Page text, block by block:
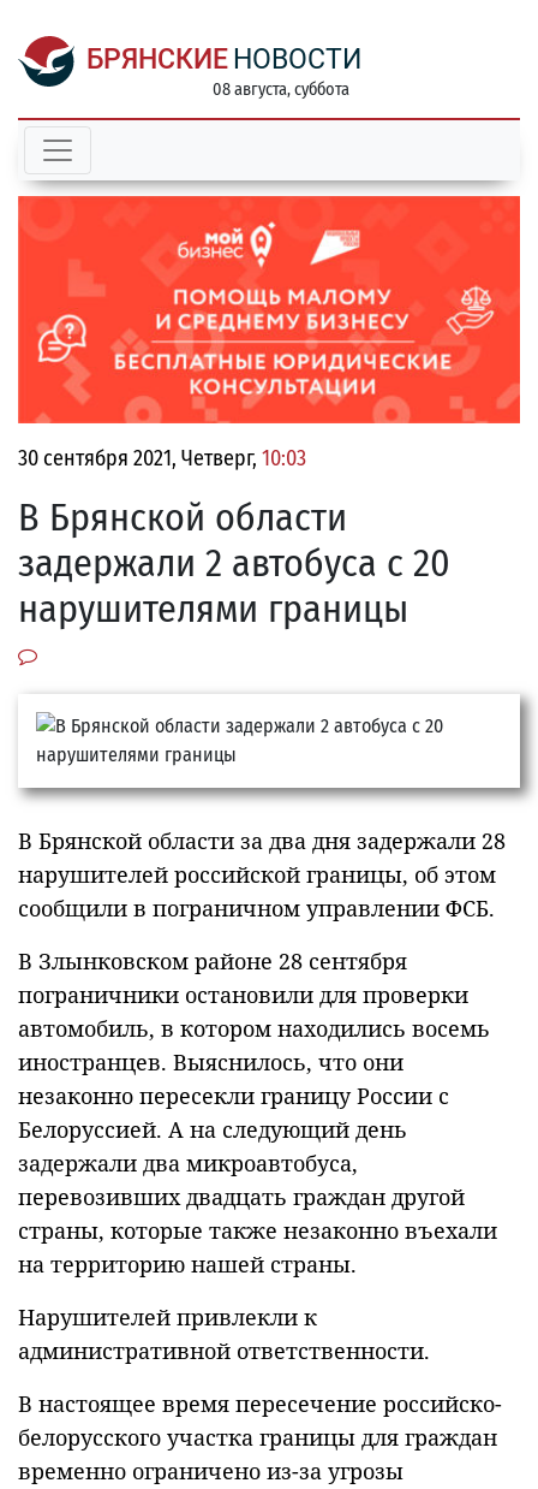
БРЯНСКИЕ НОВОСТИ
08 августа, суббота
30 сентября 2021, Четверг, 10:03
В Брянской области
задержали 2 автобуса с 20
нарушителями границы
В Брянской области за два дня задержали 28
нарушителей российской границы, об этом
сообщили в пограничном управлении ФСБ.
В Злынковском районе 28 сентября
пограничники остановили для проверки
автомобиль, в котором находились восемь
иностранцев. Выяснилось, что они
незаконно пересекли границу России с
Белоруссией. А на следующий день
задержали два микроавтобуса,
перевозивших двадцать граждан другой
страны, которые также незаконно въехали
на территорию нашей страны.
Нарушителей привлекли к
административной ответственности.
В настоящее время пересечение российско-
белорусского участка границы для граждан
временно ограничено из-за угрозы